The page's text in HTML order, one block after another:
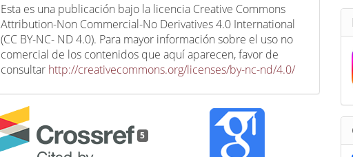
Esta es una publicación bajo la licencia Creative Commons
Attribution-Non Commercial-No Derivatives 4.0 International
(CC BY-NC- ND 4.0). Para mayor información sobre el uso no
comercial de los contenidos que aquí aparecen, favor de
consultar http://creativecommons.org/licenses/by-nc-nd/4.0/
5